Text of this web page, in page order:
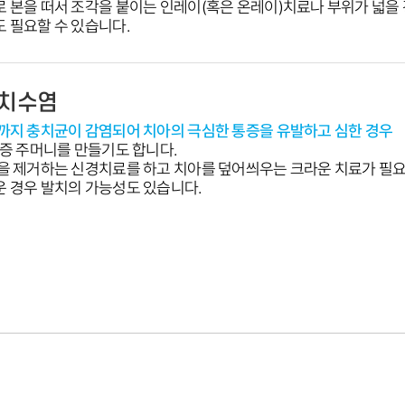
본을 떠서 조각을 붙이는 인레이(혹은 온레이)치료나 부위가 넓을
필요할 수 있습니다.
주머니를 만들기도 합니다.
제거하는 신경치료를 하고 치아를 덮어씌우는 크라운 치료가 필
경우 발치의 가능성도 있습니다.